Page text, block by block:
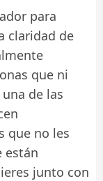
para
claridad de
que ni
de las
que no les
están
junto con